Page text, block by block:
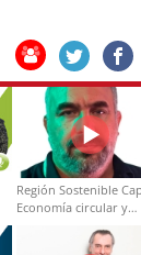
Región Sostenible
Economía circular y